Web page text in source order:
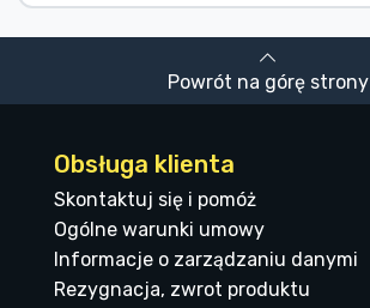
Powrót na górę strony
Obsługa klienta
Skontaktuj się i pomóż
Ogólne warunki umowy
Informacje o zarządzaniu danymi
Rezygnacja, zwrot produktu